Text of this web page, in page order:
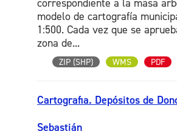
correspondiente a la masa
modelo de cartografía
1:500. Cada vez que se
zona de...
ZIP (SHP) WMS PDF
Cartografia. Depósitos de
Sebastián